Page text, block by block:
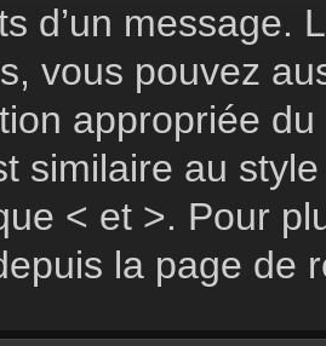
d’un message.
vous pouvez
appropriée
similaire au
< et >. Pour
la page de